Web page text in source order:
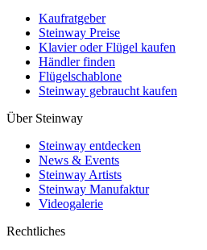
Kaufratgeber
Steinway Preise
Klavier oder Flügel kaufen
Händler finden
Flügelschablone
Steinway gebraucht kaufen
Über Steinway
Steinway entdecken
News & Events
Steinway Artists
Steinway Manufaktur
Videogalerie
Rechtliches